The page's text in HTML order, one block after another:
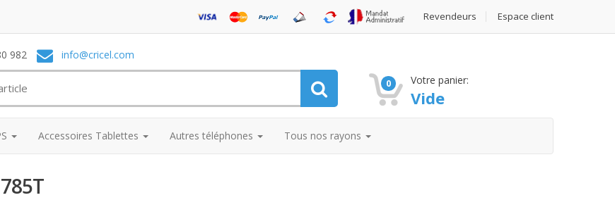
Revendeurs Espace client
982 info@cricel.com
0 Votre panier:
Vide
Accessoires Tablettes Autres téléphones Tous nos rayons